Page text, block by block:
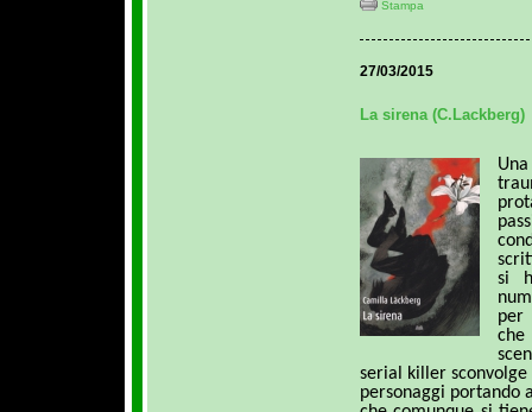
Stampa
27/03/2015
La sirena (C.Lackberg)
si
per
che
serial killer
personaggi portando